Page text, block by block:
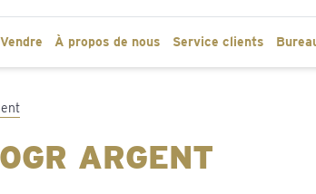
Vendre À propos de nous Service clients
ARGENT